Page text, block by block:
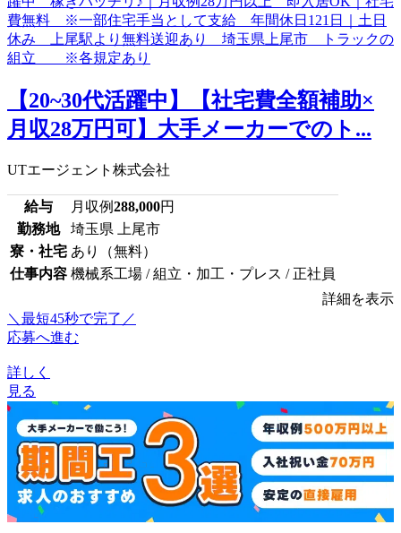
【20~30代活躍中】【社宅費全額補助×
月収28万円可】大手メーカーでのト...
UTエージェント株式会社
給与 月収例288,000円
勤務地
埼玉県 上尾市
寮・社宅 あり（無料）
仕事内容 機械系工場 / 組立・加工・プレス / 正社員
詳細を表示
＼最短45秒で完了／
応募へ進む
詳しく
見る